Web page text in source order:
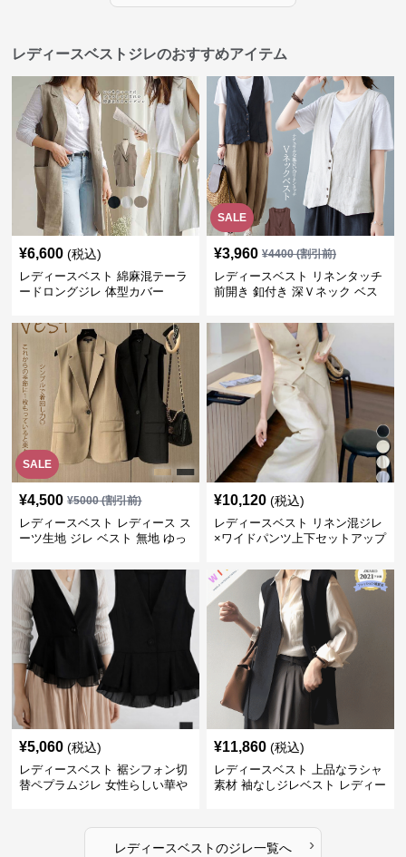
レディースベストジレのおすすめアイテム
¥6,600 (税込)
レディースベスト 綿麻混テーラ
ードロングジレ 体型カバー
SALE
¥3,960 ¥4400(割引前)
レディースベスト リネンタッチ
前開き 釦付き 深Ｖネック ベス
SALE
¥4,500 ¥5000(割引前)
レディースベスト レディース ス
ーツ生地 ジレ ベスト 無地 ゆっ
¥10,120 (税込)
レディースベスト リネン混ジレ
×ワイドパンツ上下セットアップ
¥5,060 (税込)
レディースベスト 裾シフォン切
替ペプラムジレ 女性らしい華や
¥11,860 (税込)
レディースベスト 上品なラシャ
素材 袖なしジレベスト レディー
レディースベストのジレ一覧へ ›